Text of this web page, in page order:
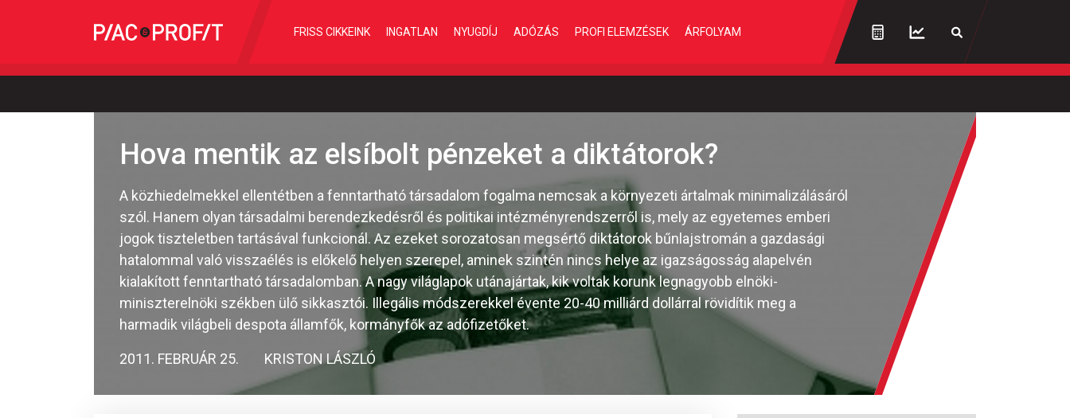
FRISS CIKKEINK INGATLAN NYUGDÍJ ADÓZÁS PROFI ELEMZÉSEK ÁRFOLYAM
Hova mentik az elsíbolt pénzeket a diktátorok?
A közhiedelmekkel ellentétben a fenntartható társadalom fogalma nemcsak a környezeti ártalmak minimalizálásáról
szól. Hanem olyan társadalmi berendezkedésről és politikai intézményrendszerről is, mely az egyetemes emberi
jogok tiszteletben tartásával funkcionál. Az ezeket sorozatosan megsértő diktátorok bűnlajstromán a gazdasági
hatalommal való visszaélés is előkelő helyen szerepel, aminek szintén nincs helye az igazságosság alapelvén
kialakított fenntartható társadalomban. A nagy világlapok utánajártak, kik voltak korunk legnagyobb elnöki-
miniszterelnöki székben ülő sikkasztói. Illegális módszerekkel évente 20-40 milliárd dollárral rövidítik meg a
harmadik világbeli despota államfők, kormányfők az adófizetőket.
2011. FEBRUÁR 25. KRISTON LÁSZLÓ